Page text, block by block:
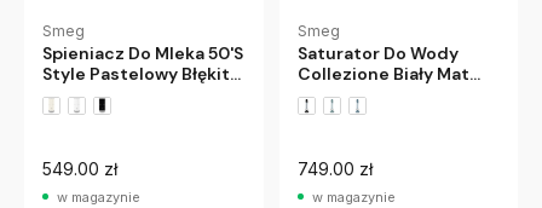
Smeg
Spieniacz Do Mleka 50'S
Style Pastelowy Błękit
Smeg
549.00 zł
w magazynie
Smeg
Saturator Do Wody
Collezione Biały Mat
Smeg
749.00 zł
w magazynie